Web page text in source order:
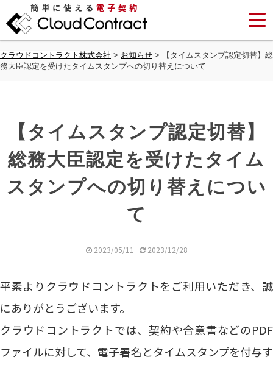
簡単に使える 電子契約
クラウドコントラクト株式会社 > お知らせ >
【タイムスタンプ認定切替】総
務大臣認定を受けたタイムスタンプへの切り替えについて
【タイムスタンプ認定切替】
総務大臣認定を受けたタイム
スタンプへの切り替えについ
て
2023/05/11 2023/12/28
平素よりクラウドコントラクトをご利用いただき、誠
にありがとうございます。
クラウドコントラクトでは、契約や合意書などのPDF
ファイルに対して、電子署名とタイムスタンプを付与す